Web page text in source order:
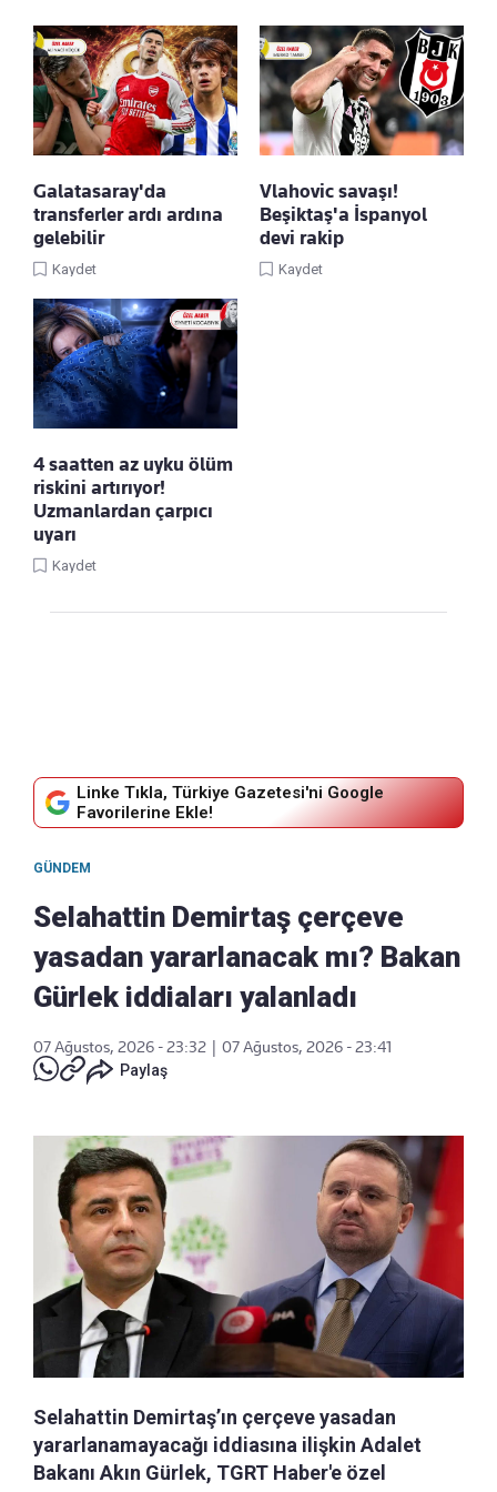
Galatasaray'da
transferler ardı ardına
gelebilir
Kaydet
Vlahovic savaşı!
Beşiktaş'a İspanyol
devi rakip
Kaydet
4 saatten az uyku ölüm
riskini artırıyor!
Uzmanlardan çarpıcı
uyarı
Kaydet
Linke Tıkla, Türkiye Gazetesi'ni Google
Favorilerine Ekle!
GÜNDEM
Selahattin Demirtaş çerçeve
yasadan yararlanacak mı? Bakan
Gürlek iddiaları yalanladı
07 Ağustos, 2026 - 23:32
07 Ağustos, 2026 - 23:41
Paylaş
Selahattin Demirtaş’ın çerçeve yasadan
yararlanamayacağı iddiasına ilişkin Adalet
Bakanı Akın Gürlek, TGRT Haber'e özel